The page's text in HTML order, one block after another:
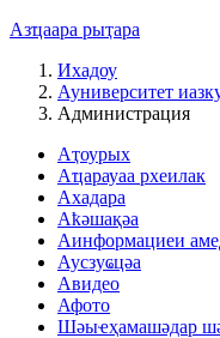
Азҵаара рыҭара
Ихадоу
Ауниверситет
Администрация
Аҭоурых
Аҵарауаа рхеилак
Ахадара
Аҟәшақәа
Аинформациеи
Аусзуҩцәа
Авидео
Афото
Шәыҽҳамашәдар